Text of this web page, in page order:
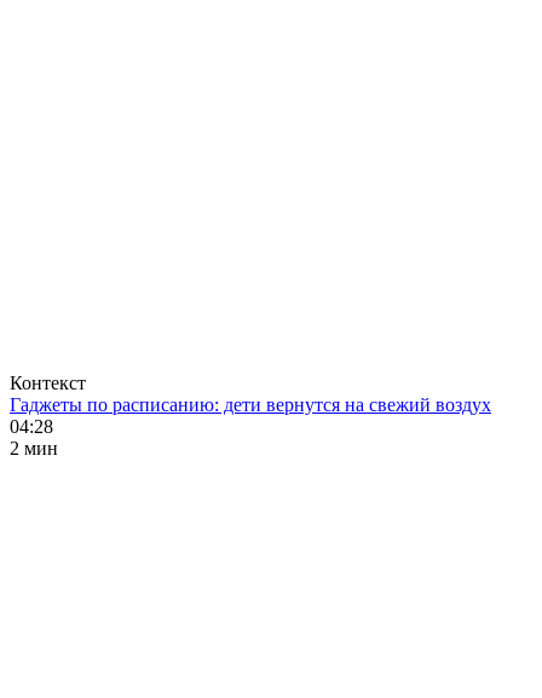
Контекст
Гаджеты по расписанию: дети вернутся на свежий воздух
04:28
2 мин